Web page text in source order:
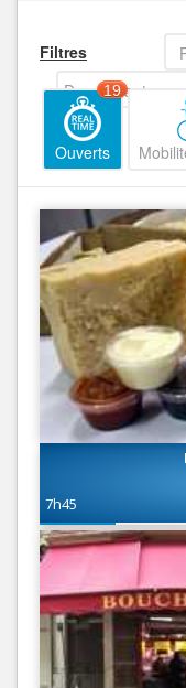
Filtres
Decroissant
Ouverts
19
7h45